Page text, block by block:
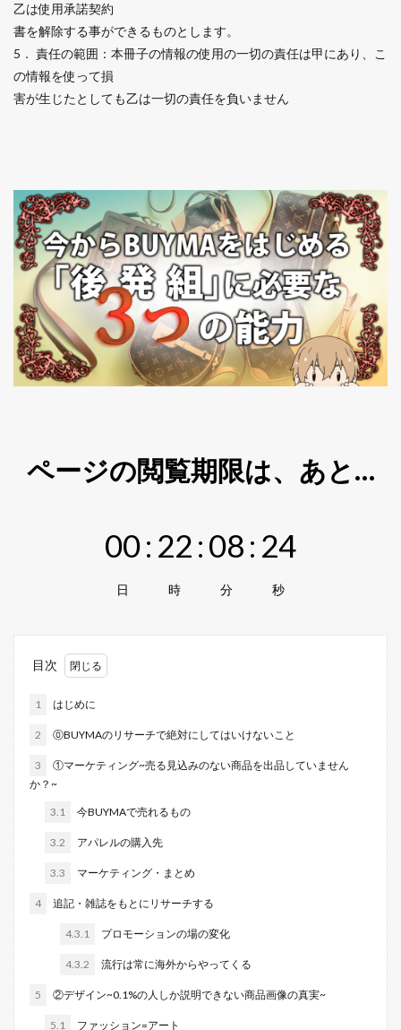
乙は使用承諾契約
書を解除する事ができるものとします。
5． 責任の範囲：本冊子の情報の使用の一切の責任は甲にあり、こ
の情報を使って損
害が生じたとしても乙は一切の責任を負いません
ページの閲覧期限は、あと…
00
日
: 22
時
:08
分
: 23
秒
目次
1 はじめに
2 ⓪BUYMAのリサーチで絶対にしてはいけないこと
3
①マーケティング~売る見込みのない商品を出品していません
か？~
3.1 今BUYMAで売れるもの
3.2 アパレルの購入先
3.3 マーケティング・まとめ
4 追記・雑誌をもとにリサーチする
4.3.1 プロモーションの場の変化
4.3.2 流行は常に海外からやってくる
5 ②デザイン~0.1%の人しか説明できない商品画像の真実~
5.1 ファッション=アート